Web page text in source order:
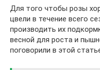
Для того чтобы розы
цвели в течение всего
производить их
весной для роста и
поговорили в этой